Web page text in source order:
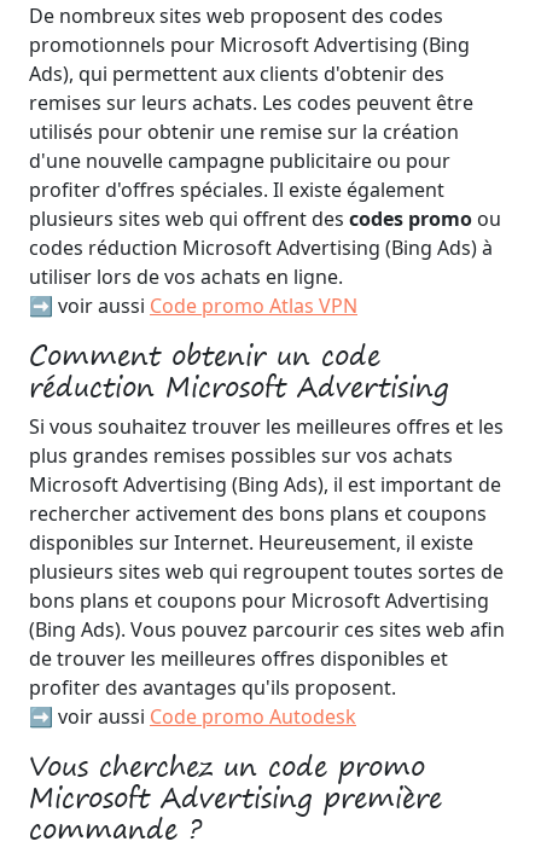
De nombreux sites web proposent des codes
promotionnels pour Microsoft Advertising (Bing
Ads), qui permettent aux clients d'obtenir des
remises sur leurs achats. Les codes peuvent être
utilisés pour obtenir une remise sur la création
d'une nouvelle campagne publicitaire ou pour
profiter d'offres spéciales. Il existe également
plusieurs sites web qui offrent des codes promo ou
codes réduction Microsoft Advertising (Bing Ads) à
utiliser lors de vos achats en ligne.
➡️ voir aussi Code promo Atlas VPN
Comment obtenir un code
réduction Microsoft Advertising
Si vous souhaitez trouver les meilleures offres et les
plus grandes remises possibles sur vos achats
Microsoft Advertising (Bing Ads), il est important de
rechercher activement des bons plans et coupons
disponibles sur Internet. Heureusement, il existe
plusieurs sites web qui regroupent toutes sortes de
bons plans et coupons pour Microsoft Advertising
(Bing Ads). Vous pouvez parcourir ces sites web afin
de trouver les meilleures offres disponibles et
profiter des avantages qu'ils proposent.
➡️ voir aussi Code promo Autodesk
Vous cherchez un code promo
Microsoft Advertising première
commande ?